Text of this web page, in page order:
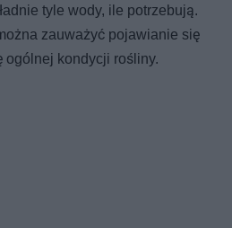
tyle wody, ile potrzebują.
zauważyć pojawianie się
ogólnej kondycji rośliny.